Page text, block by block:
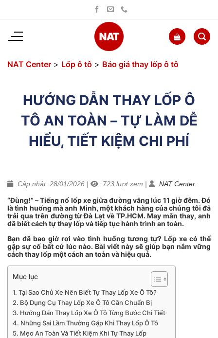
dung
NAT Center > Lốp ô tô > Báo giá thay lốp ô tô
HƯỚNG DẪN THAY LỐP Ô
TÔ AN TOÀN – TỰ LÀM DỄ
HIỂU, TIẾT KIỆM CHI PHÍ
Cập nhật: 28/01/2026 | 723 lượt xem | NAT Center
“Đùng!” – Tiếng nổ lốp xe giữa đường vắng lúc 11 giờ đêm. Đó
là tình huống mà anh Minh, một khách hàng của chúng tôi đã
trải qua trên đường từ Đà Lạt về TP.HCM. May mắn thay, anh
đã biết cách tự thay lốp và tiếp tục hành trình an toàn.
Bạn đã bao giờ rơi vào tình huống tương tự? Lốp xe có thể
gặp sự cố bất cứ lúc nào. Bài viết này sẽ giúp bạn nắm vững
cách thay lốp một cách an toàn và hiệu quả.
Mục lục
Tại Sao Chủ Xe Nên Biết Tự Thay Lốp Xe Ô Tô?
Bộ Dụng Cụ Thay Lốp Xe Ô Tô Cần Chuẩn Bị
Hướng Dẫn Thay Lốp Xe Ô Tô Từng Bước Chi Tiết
Những Sai Lầm Thường Gặp Khi Thay Lốp Ô Tô
Mẹo An Toàn Và Tiết Kiệm Khi Tự Thay Lốp